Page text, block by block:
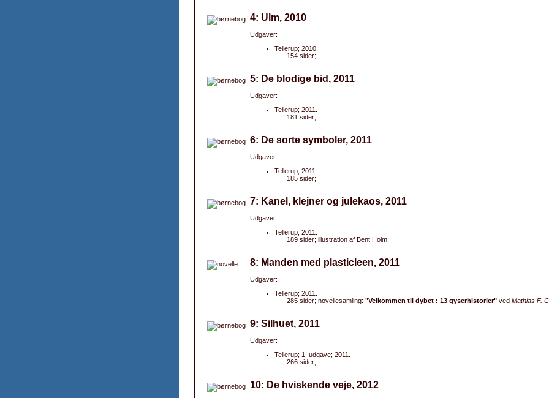
4: Ulm, 2010
Udgaver:
Tellerup; 2010.
154 sider;
5: De blodige bid, 2011
Udgaver:
Tellerup; 2011.
181 sider;
6: De sorte symboler, 2011
Udgaver:
Tellerup; 2011.
185 sider;
7: Kanel, klejner og julekaos, 2011
Udgaver:
Tellerup; 2011.
189 sider; illustration af Bent Holm;
8: Manden med plasticleen, 2011
Udgaver:
Tellerup; 2011.
285 sider; novellesamling: "Velkommen til dybet : 13 gyserhistorier" ved Mathias F.
9: Silhuet, 2011
Udgaver:
Tellerup; 1. udgave; 2011.
266 sider;
10: De hviskende veje, 2012